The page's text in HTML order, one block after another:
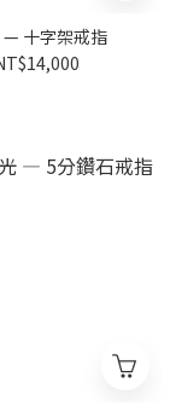
— 十字架戒指